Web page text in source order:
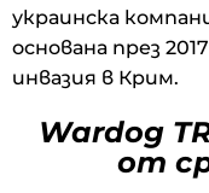
украинска
основана през
инвазия в Крим.
Wardog
от